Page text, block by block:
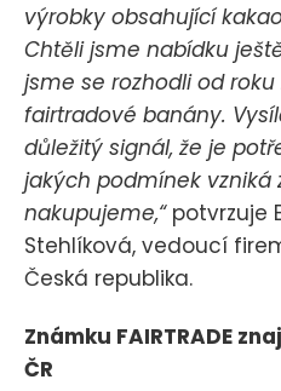
výrobky obsahující
Chtěli jsme nabídku
jsme se rozhodli od
fairtradové banány.
důležitý signál, že je
jakých podmínek vzniká
nakupujeme,“ potvrzuje
Stehlíková, vedoucí
Česká republika.
Známku FAIRTRADE
ČR